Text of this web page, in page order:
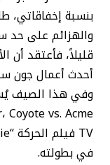
بنسبة إخفاقاتي،
والهزائم على حد
قليلاً، فأعتقد أن
أحدث أعمال جون
في بطولته.